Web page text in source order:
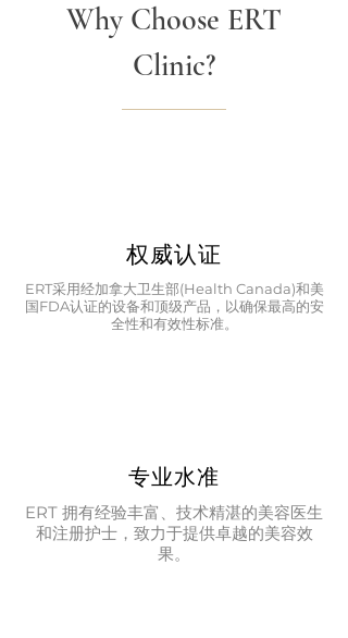
Why Choose ERT
Clinic?
权威认证
ERT采用经加拿大卫生部(Health Canada)和美
国FDA认证的设备和顶级产品，以确保最高的安
全性和有效性标准。
专业水准
ERT 拥有经验丰富、技术精湛的美容医生
和注册护士，致力于提供卓越的美容效
果。